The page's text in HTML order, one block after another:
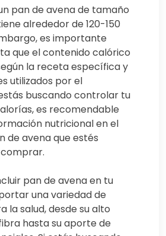
pan de avena de tamaño
alrededor de 120-150
es importante
que el contenido calórico
la receta específica y
utilizados por el
buscando controlar tu
es recomendable
nutricional en el
de avena que estés
pan de avena en tu
una variedad de
la salud, desde su alto
hasta su aporte de